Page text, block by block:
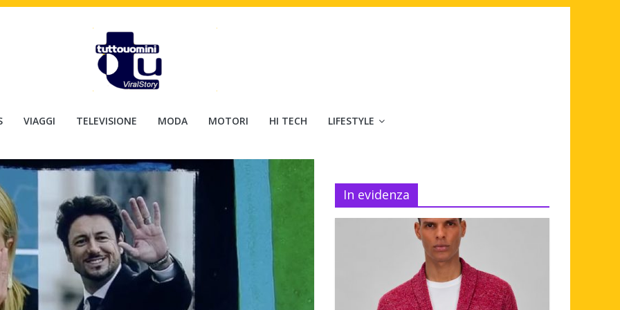
VIAGGI TELEVISIONE MODA MOTORI HI TECH LIFESTYLE
In evidenza